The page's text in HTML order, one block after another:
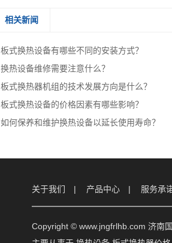
相关新闻
板式换热设备有哪些不同的安装方式？
换热设备维修需要注意什么？
板式换热器机组的技术发展方向是什么？
板式换热设备的价格因素有哪些影响？
如何保养和维护换热设备以延长使用寿命？
关于我们 产品中心 服务承
Copyright © www.jngfrlhb.com 济南